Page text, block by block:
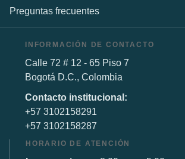
Preguntas frecuentes
INFORMACIÓN DE CONTACTO
Calle 72 # 12 - 65 Piso 7
Bogotá D.C., Colombia
Contacto institucional:
+57 3102158291
+57 3102158287
HORARIO DE ATENCIÓN